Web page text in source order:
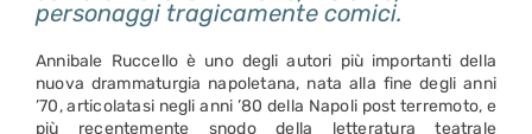
personaggi tragicamente comici.
Annibale Ruccello è uno degli autori più importanti della
nuova drammaturgia napoletana, nata alla fine degli anni
’70, articolatasi negli anni ’80 della Napoli post terremoto, e
più recentemente snodo della letteratura teatrale